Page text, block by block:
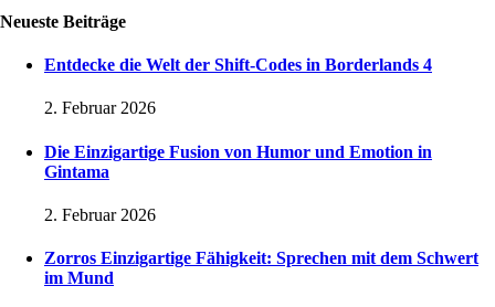
Neueste Beiträge
Entdecke die Welt der Shift-Codes in Borderlands 4
2. Februar 2026
Die Einzigartige Fusion von Humor und Emotion in
Gintama
2. Februar 2026
Zorros Einzigartige Fähigkeit: Sprechen mit dem Schwert
im Mund